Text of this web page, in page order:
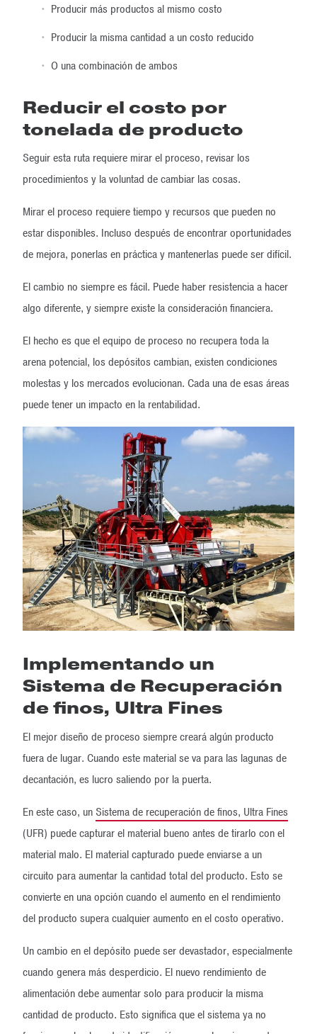
Producir más productos al mismo costo
Producir la misma cantidad a un costo reducido
O una combinación de ambos
Reducir el costo por
tonelada de producto
Seguir esta ruta requiere mirar el proceso, revisar los
procedimientos y la voluntad de cambiar las cosas.
Mirar el proceso requiere tiempo y recursos que pueden no
estar disponibles. Incluso después de encontrar oportunidades
de mejora, ponerlas en práctica y mantenerlas puede ser difícil.
El cambio no siempre es fácil. Puede haber resistencia a hacer
algo diferente, y siempre existe la consideración financiera.
El hecho es que el equipo de proceso no recupera toda la
arena potencial, los depósitos cambian, existen condiciones
molestas y los mercados evolucionan. Cada una de esas áreas
puede tener un impacto en la rentabilidad.
Implementando un
Sistema de Recuperación
de finos, Ultra Fines
El mejor diseño de proceso siempre creará algún producto
fuera de lugar. Cuando este material se va para las lagunas de
decantación, es lucro saliendo por la puerta.
En este caso, un Sistema de recuperación de finos, Ultra Fines
(UFR) puede capturar el material bueno antes de tirarlo con el
material malo. El material capturado puede enviarse a un
circuito para aumentar la cantidad total del producto. Esto se
convierte en una opción cuando el aumento en el rendimiento
del producto supera cualquier aumento en el costo operativo.
Un cambio en el depósito puede ser devastador, especialmente
cuando genera más desperdicio. El nuevo rendimiento de
alimentación debe aumentar solo para producir la misma
cantidad de producto. Esto significa que el sistema ya no